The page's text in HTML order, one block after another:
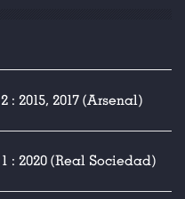
2 : 2015, 2017 (Arsenal)
1 : 2020 (Real Sociedad)